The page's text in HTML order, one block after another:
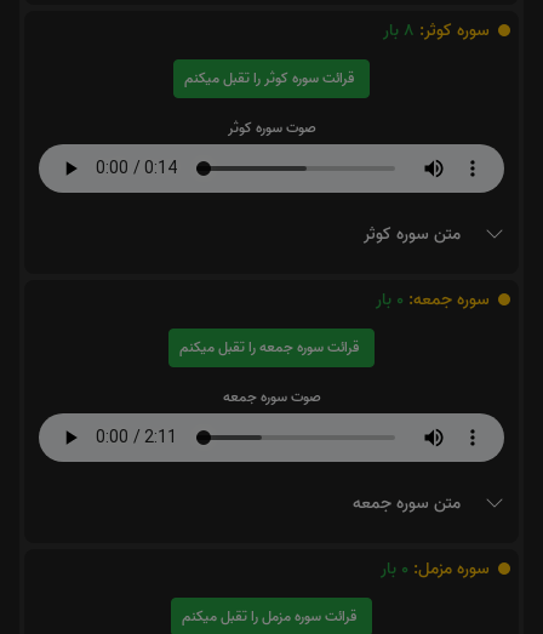
سوره کوثر: 8 بار
قرائت سوره کوثر را تقبل میکنم
صوت سوره کوثر
متن سوره کوثر
سوره جمعه: 0 بار
قرائت سوره جمعه را تقبل میکنم
صوت سوره جمعه
متن سوره جمعه
سوره مزمل: 0 بار
قرائت سوره مزمل را تقبل میکنم